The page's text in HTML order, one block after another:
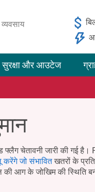
सुरक्षा और आउटेज
व्यवसाय
फ्लैग चेतावनी जारी की गई
करेंगे जो संभावितखतरों के
आग के जोखिम की स्थिति